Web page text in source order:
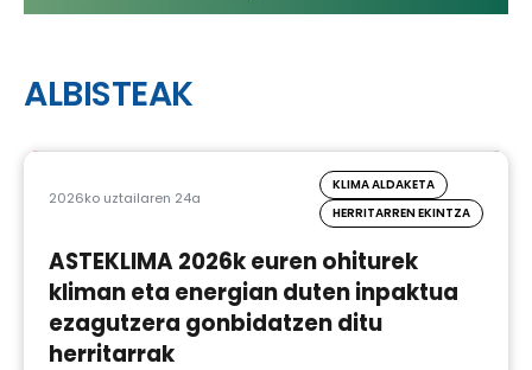
ALBISTEAK
2026ko uztailaren 24a
KLIMA ALDAKETA
HERRITARREN EKINTZA
ASTEKLIMA 2026k euren ohiturek
kliman eta energian duten inpaktua
ezagutzera gonbidatzen ditu
herritarrak